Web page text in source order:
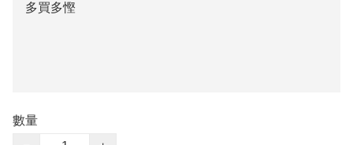
多買多慳
數量